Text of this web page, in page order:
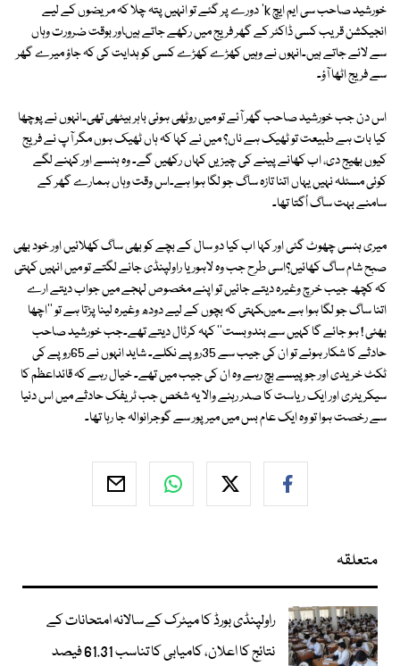
خورشید صاحب سی ایم ایچ k' دورے پر گئے تو انہیں پتہ چلا کہ مریضوں کے لیے
انجیکشن قریب کسی ڈاکٹر کے گھر فریج میں رکھے جاتے ہیںاور بوقت ضرورت وہاں
سے لائے جاتے ہیں۔انہوں نے وہیں کھڑے کھڑے کسی کو ہدایت کی کہ جاؤ میرے گھر
سے فریج اٹھا آؤ۔
اس دن جب خورشید صاحب گھر آئے تو میں روٹھی ہوئی باہر بیٹھی تھی۔انہوں نے پوچھا
کیا بات ہے طبیعت تو ٹھیک ہے ناں؟ میں نے کہا کہ ہاں ٹھیک ہوں مگر آپ نے فریج
کیوں بھیج دی، اب کھانے پینے کی چیزیں کہاں رکھیں گے۔ وہ ہنسے اور کہنے لگے
کوئی مسئلہ نہیں یہاں اتنا تازہ ساگ جو لگا ہوا ہے۔اس وقت وہاں ہمارے گھر کے
سامنے بہت ساگ اُگتا تھا۔
میری ہنسی چھوٹ گئی اور کہا اب کیا دو سال کے بچے کو بھی ساگ کھلائیں اور خود بھی
صبح شام ساگ کھائیں؟اسی طرح جب وہ لاہور یا راولپنڈی جانے لگتے تو میں انہیں کہتی
کہ کچھ جیب خرچ وغیرہ دیتے جائیں تو اپنے مخصوص لہجے میں جواب دیتے ارے
اتنا ساگ جو لگا ہوا ہے ۔میںکہتی کہ بچوں کے لیے دودھ وغیرہ لینا پڑتا ہے تو ''اچھا
بھئی ! ہو جائے گا کہیں سے بندوبست'' کہہ کرٹال دیتے تھے۔جب خورشید صاحب
حادثے کا شکار ہوئے تو ان کی جیب سے 35روپے نکلے۔ شاید انہوں نے 65روپے کی
ٹکٹ خریدی اور جو پیسے بچ رہے وہ ان کی جیب میں تھے۔ خیال رہے کہ قائداعظم کا
سیکریٹری اور ایک ریاست کا صدر رہنے والا یہ شخص جب ٹریفک حادثے میں اس دنیا
سے رخصت ہوا تو وہ ایک عام بس میں میرپور سے گوجرانوالہ جا رہا تھا۔
متعلقہ
راولپنڈی بورڈ کا میٹرک کے سالانہ امتحانات کے
نتائج کا اعلان، کامیابی کا تناسب 61.31 فیصد